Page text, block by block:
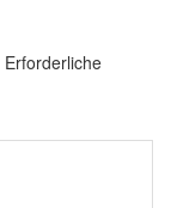
Erforderliche